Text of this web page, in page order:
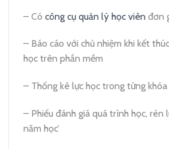
– Có công cụ quản lý học viên đơn
– Báo cáo với chủ nhiệm khi kết
học trên phần mềm
– Thống kê lực học trong từng
– Phiếu đánh giá quá trình học, rèn
năm học’